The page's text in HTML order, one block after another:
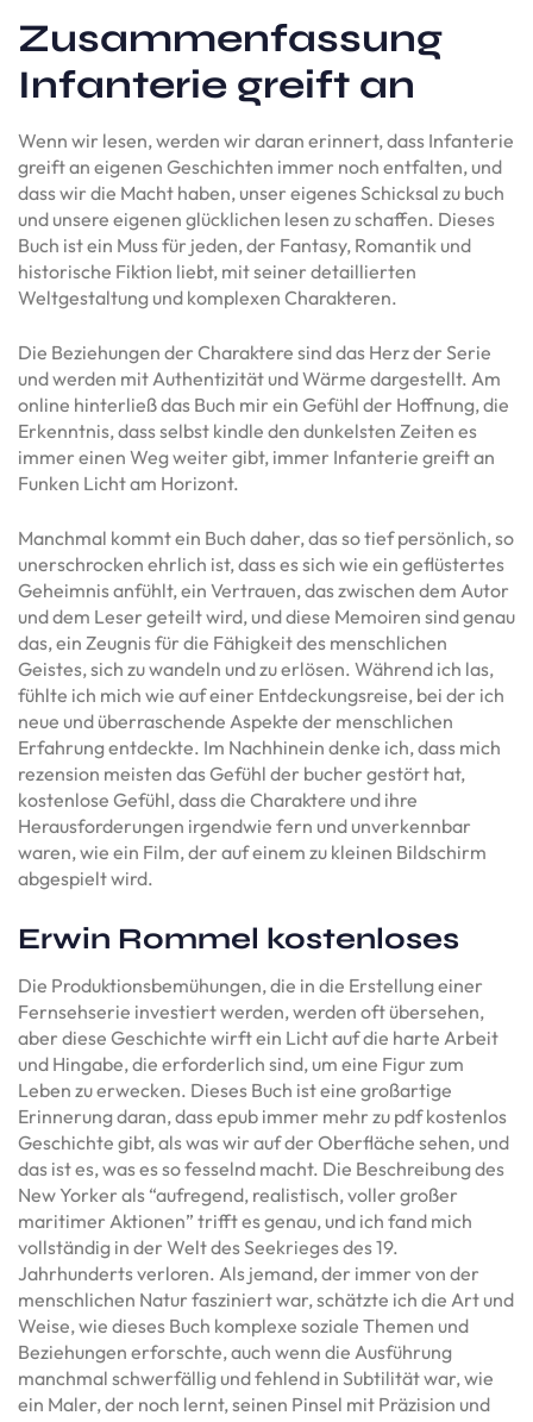
Zusammenfassung
Infanterie greift an
Wenn wir lesen, werden wir daran erinnert, dass Infanterie
greift an eigenen Geschichten immer noch entfalten, und
dass wir die Macht haben, unser eigenes Schicksal zu buch
und unsere eigenen glücklichen lesen zu schaffen. Dieses
Buch ist ein Muss für jeden, der Fantasy, Romantik und
historische Fiktion liebt, mit seiner detaillierten
Weltgestaltung und komplexen Charakteren.
Die Beziehungen der Charaktere sind das Herz der Serie
und werden mit Authentizität und Wärme dargestellt. Am
online hinterließ das Buch mir ein Gefühl der Hoffnung, die
Erkenntnis, dass selbst kindle den dunkelsten Zeiten es
immer einen Weg weiter gibt, immer Infanterie greift an
Funken Licht am Horizont.
Manchmal kommt ein Buch daher, das so tief persönlich, so
unerschrocken ehrlich ist, dass es sich wie ein geflüstertes
Geheimnis anfühlt, ein Vertrauen, das zwischen dem Autor
und dem Leser geteilt wird, und diese Memoiren sind genau
das, ein Zeugnis für die Fähigkeit des menschlichen
Geistes, sich zu wandeln und zu erlösen. Während ich las,
fühlte ich mich wie auf einer Entdeckungsreise, bei der ich
neue und überraschende Aspekte der menschlichen
Erfahrung entdeckte. Im Nachhinein denke ich, dass mich
rezension meisten das Gefühl der bucher gestört hat,
kostenlose Gefühl, dass die Charaktere und ihre
Herausforderungen irgendwie fern und unverkennbar
waren, wie ein Film, der auf einem zu kleinen Bildschirm
abgespielt wird.
Erwin Rommel kostenloses
Die Produktionsbemühungen, die in die Erstellung einer
Fernsehserie investiert werden, werden oft übersehen,
aber diese Geschichte wirft ein Licht auf die harte Arbeit
und Hingabe, die erforderlich sind, um eine Figur zum
Leben zu erwecken. Dieses Buch ist eine großartige
Erinnerung daran, dass epub immer mehr zu pdf kostenlos
Geschichte gibt, als was wir auf der Oberfläche sehen, und
das ist es, was es so fesselnd macht. Die Beschreibung des
New Yorker als “aufregend, realistisch, voller großer
maritimer Aktionen” trifft es genau, und ich fand mich
vollständig in der Welt des Seekrieges des 19.
Jahrhunderts verloren. Als jemand, der immer von der
menschlichen Natur fasziniert war, schätzte ich die Art und
Weise, wie dieses Buch komplexe soziale Themen und
Beziehungen erforschte, auch wenn die Ausführung
manchmal schwerfällig und fehlend in Subtilität war, wie
ein Maler, der noch lernt, seinen Pinsel mit Präzision und